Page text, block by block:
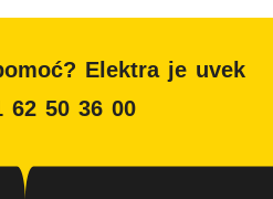
Elektra je uvek
62 50 36 00